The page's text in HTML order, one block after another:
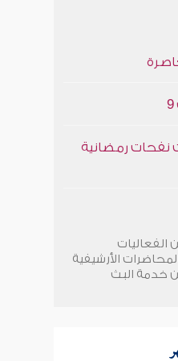
رمضانية
الفعاليات
الأرشيفية
خدمة البث